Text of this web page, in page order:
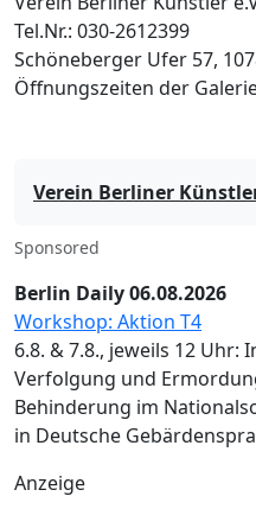
Tel.Nr.: 030-2612399
Schöneberger Ufer 57,
Öffnungszeiten der
Verein Berliner
Sponsored
Berlin Daily 06.08.2026
Workshop: Aktion T4
6.8. & 7.8., jeweils 12
Verfolgung und
Behinderung im
in Deutsche
Anzeige